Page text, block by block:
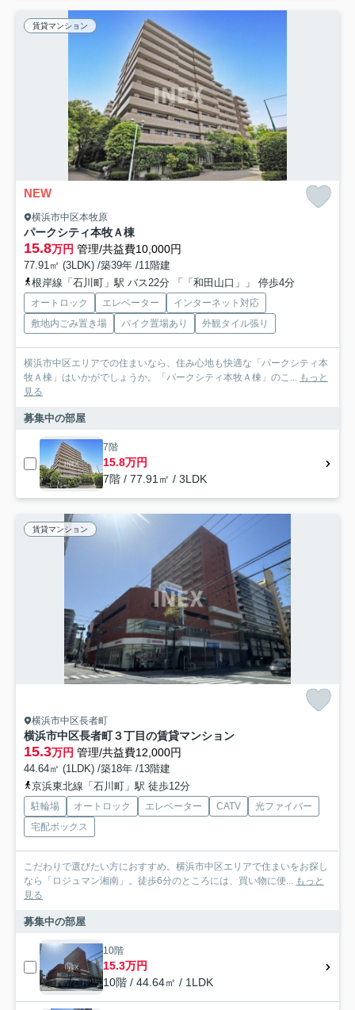
賃貸マンション
NEW
横浜市中区本牧原
パークシティ本牧Ａ棟
15.8万円 管理/共益費10,000円
77.91㎡ (3LDK) /築39年 /11階建
根岸線「石川町」駅 バス22分 「「和田山口」」 停歩4分
オートロック エレベーター
インターネット対応
敷地内ごみ置き場
バイク置場あり 外観タイル張り
横浜市中区エリアでの住まいなら、住み心地も快適な「パークシティ本
牧Ａ棟」はいかがでしょうか。「パークシティ本牧Ａ棟」のこ... もっと
見る
募集中の部屋
7階
15.8万円
7階 / 77.91㎡ / 3LDK
賃貸マンション
横浜市中区長者町
横浜市中区長者町３丁目の賃貸マンション
15.3万円 管理/共益費12,000円
44.64㎡ (1LDK) /築18年 /13階建
京浜東北線「石川町」駅 徒歩12分
駐輪場 オートロック エレベーター CATV
光ファイバー
宅配ボックス
こだわりで選びたい方におすすめ。横浜市中区エリアで住まいをお探し
なら「ロジュマン湘南」。徒歩6分のところには、買い物に便... もっと
見る
募集中の部屋
10階
15.3万円
10階 / 44.64㎡ / 1LDK